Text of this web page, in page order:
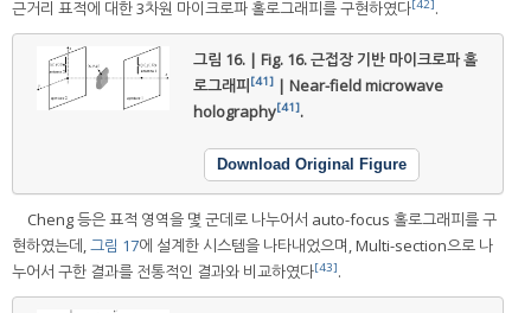
근거리 표적에 대한 3차원 마이크로파 홀로그래피를 구현하였다[42].
그림 16. | Fig. 16.근접장 기반 마이크로파 홀
로그래피[41]| Near-field microwave
holography[41].
Download Original Figure
Cheng 등은 표적 영역을 몇 군데로 나누어서 auto-focus 홀로그래피를 구
현하였는데,그림 17에 설계한 시스템을 나타내었으며, Multi-section으로 나
누어서 구한 결과를 전통적인 결과와 비교하였다[43].